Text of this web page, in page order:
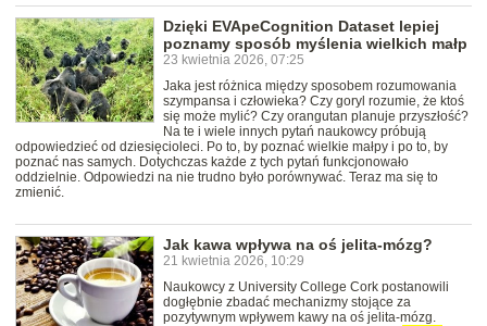
Dzięki EVApeCognition Dataset lepiej
poznamy sposób myślenia wielkich małp
23 kwietnia 2026, 07:25
Jaka jest różnica między sposobem rozumowania
szympansa i człowieka? Czy goryl rozumie, że ktoś
się może mylić? Czy orangutan planuje przyszłość?
Na te i wiele innych pytań naukowcy próbują
odpowiedzieć od dziesięcioleci. Po to, by poznać wielkie małpy i po to, by
poznać nas samych. Dotychczas każde z tych pytań funkcjonowało
oddzielnie. Odpowiedzi na nie trudno było porównywać. Teraz ma się to
zmienić.
Jak kawa wpływa na oś jelita-mózg?
21 kwietnia 2026, 10:29
Naukowcy z University College Cork postanowili
dogłębnie zbadać mechanizmy stojące za
pozytywnym wpływem kawy na oś jelita-mózg.